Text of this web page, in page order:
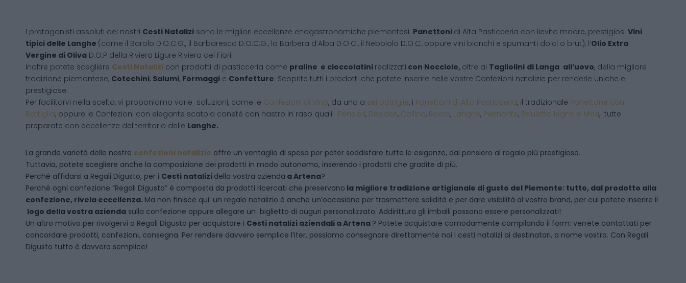
I protagonisti assoluti dei nostri Cesti Natalizi sono le migliori eccellenze enogastronomiche piemontesi: Panettoni di Alta Pasticceria con lievito madre, prestigiosi Vini
tipici delle Langhe (come il Barolo D.O.C.G., il Barbaresco D.O.C.G., la Barbera d’Alba D.O.C., il Nebbiolo D.O.C. oppure vini bianchi e spumanti dolci o brut), l’Olio Extra
Vergine di Oliva D.O.P della Riviera Ligure Riviera dei Fiori.
Inoltre potete scegliere Cesti Natalizi con prodotti di pasticceria come praline e cioccolatini realizzati con Nocciole, oltre ai Tagliolini di Langa all’uovo, della migliore
tradizione piemontese, Cotechini, Salumi, Formaggi e Confetture. Scoprite tutti i prodotti che potete inserire nelle vostre Confezioni natalizie per renderle uniche e
prestigiose.
Per facilitarvi nella scelta, vi proponiamo varie soluzioni, come le Confezioni di Vino, da una a sei bottiglie, i Panettoni di Alta Pasticceria, il tradizionale Panettone con
Bottiglia, oppure le Confezioni con elegante scatola canetè con nastro in raso quali: Pensieri, Desideri, Collina, Roero, Langhe, Piemonte, Bauletto legno e Maxi, tutte
preparate con eccellenze del territorio delle Langhe.
La grande varietà delle nostre confezioni natalizie offre un ventaglio di spesa per poter soddisfare tutte le esigenze, dal pensiero al regalo più prestigioso.
Tuttavia, potete scegliere anche la composizione dei prodotti in modo autonomo, inserendo i prodotti che gradite di più.
Perché affidarsi a Regali Digusto, per i Cesti natalizi della vostra azienda aArtena?
Perché ogni confezione “Regali Digusto” è composta da prodotti ricercati che preservano la migliore tradizione artigianale di gusto del Piemonte: tutto, dal prodotto alla
confezione, rivela eccellenza. Ma non finisce qui: un regalo natalizio è anche un’occasione per trasmettere solidità e per dare visibilità al vostro brand, per cui potete inserire il
logo della vostra azienda sulla confezione oppure allegare un biglietto di auguri personalizzato. Addirittura gli imballi possono essere personalizzati!
Un altro motivo per rivolgervi a Regali Digusto per acquistare i Cesti natalizi aziendali aArtena ? Potete acquistare comodamente compilando il form: verrete contattati per
concordare prodotti, confezioni, consegna. Per rendere davvero semplice l’iter, possiamo consegnare direttamente noi i cesti natalizi ai destinatari, a nome vostro. Con Regali
Digusto tutto è davvero semplice!